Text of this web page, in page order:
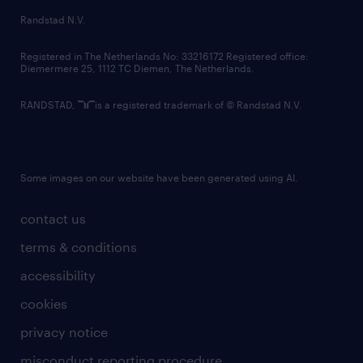
country websites
contact us
terms & conditions
accessibility
cookies
privacy notice
Randstad N.V.
Registered in The Netherlands No: 33216172 Registered office:
Diemermere 25, 1112 TC Diemen, The Netherlands.
RANDSTAD, is a registered trademark of © Randstad N.V.
Some images on our website have been generated using AI.